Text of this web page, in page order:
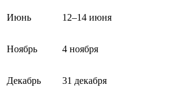
Июнь 12–14 июня
Ноябрь 4 ноября
Декабрь 31 декабря